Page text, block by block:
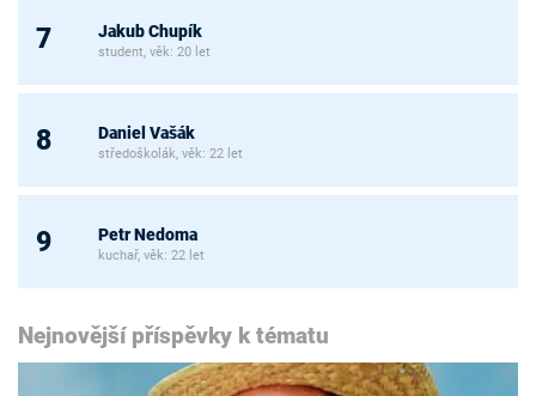
7 Jakub Chupík
student, věk: 20 let
8 Daniel Vašák
středoškolák, věk: 22 let
9 Petr Nedoma
kuchař, věk: 22 let
Nejnovější příspěvky k tématu